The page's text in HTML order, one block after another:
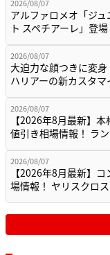
2026/08/07
アルファロメオ「ジ
ト スペチアーレ」登
2026/08/07
大迫力な顔つきに変
ハリアーの新カスタマ
2026/08/07
【2026年8月最新】
値引き相場情報！ ラ
2026/08/07
【2026年8月最新】
場情報！ ヤリスクロ